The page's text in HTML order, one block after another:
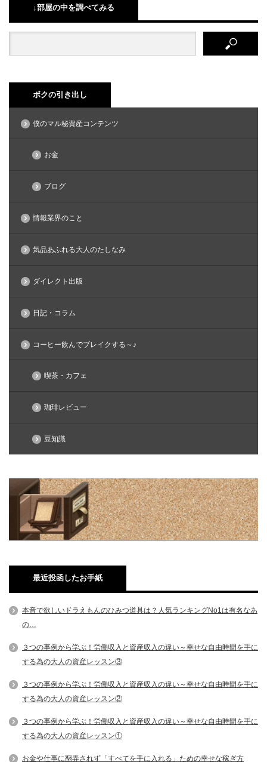
↓部屋の中を調べてみる
ボクの引き出し
僕のマル秘資産コンテンツ
お金
ブログ
情報業界のこと
気品あふれる大人のたしなみ
ダイレクト出版
日記・コラム
コーヒー飲んでブレイクする～♪
喫茶・カフェ
珈琲レビュー
豆知識
最近投函したお手紙
本音で欲しいドラえもんのひみつ道具は？人気ランキングNo1は有名なあ
の…
３つの事例から学ぶ！労働収入と資産収入の違い～幸せな自由時間を手に
する為の大人の資産レッスン③
３つの事例から学ぶ！労働収入と資産収入の違い～幸せな自由時間を手に
する為の大人の資産レッスン②
３つの事例から学ぶ！労働収入と資産収入の違い～幸せな自由時間を手に
する為の大人の資産レッスン①
お金や仕事に翻弄されず「すべてを手に入れる」ための幸せな稼ぎ方